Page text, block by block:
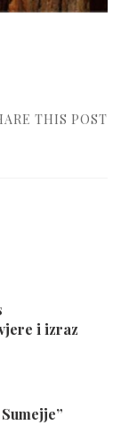
THIS POST
i izraz